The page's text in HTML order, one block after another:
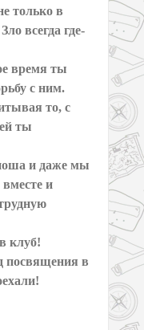
только в
всегда где-
время ты
с ним.
то, с
ты
и даже мы
вместе и
клуб!
посвящения в